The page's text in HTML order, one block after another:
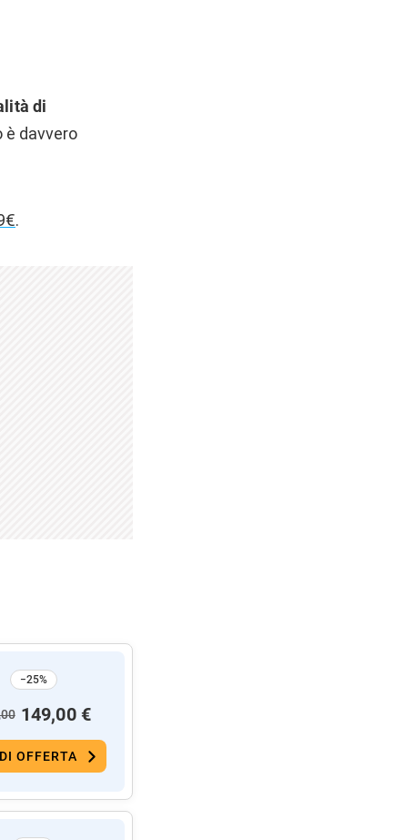
di
è davvero
.
−25%
149,00 €
OFFERTA